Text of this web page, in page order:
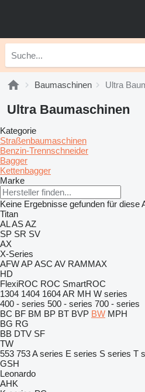
Baumaschinen Ultra
Ultra Baumaschinen
Kategorie
Straßenbaumaschinen
Benzin-Trennschneider
Bagger
Kettenbagger
Marke
Keine Ergebnisse gefunden für diese
Titan
ALASAZ
SP SR SV
AX
X-Series
AFWAPASC AV RAMMAX
HD
FlexiROC ROC SmartROC
1304 1404 1604AR MH W series
400 - series 500 - series 700 - series
BC BF BM BP BT BVP BW MPH
BG RG
BB DTV SF
TW
553 753A series E series S series T
GSH
Leonardo
AHK